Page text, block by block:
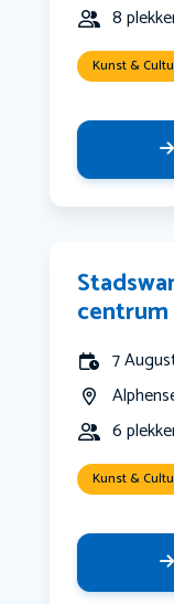
8
Kunst &
centrum
7
6
Kunst &